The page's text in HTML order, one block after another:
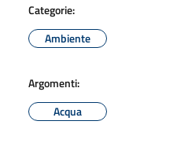
Categorie:
Ambiente
Argomenti:
Acqua